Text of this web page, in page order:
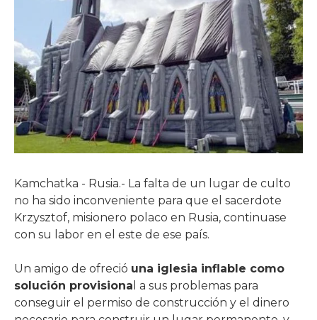
Kamchatka - Rusia.- La falta de un lugar de culto
no ha sido inconveniente para que el sacerdote
Krzysztof, misionero polaco en Rusia, continuase
con su labor en el este de ese país.
Un amigo de ofreció una iglesia inflable como
solución provisiona l a sus problemas para
conseguir el permiso de construcción y el dinero